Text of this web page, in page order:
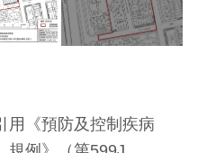
用《預防及控制疾病